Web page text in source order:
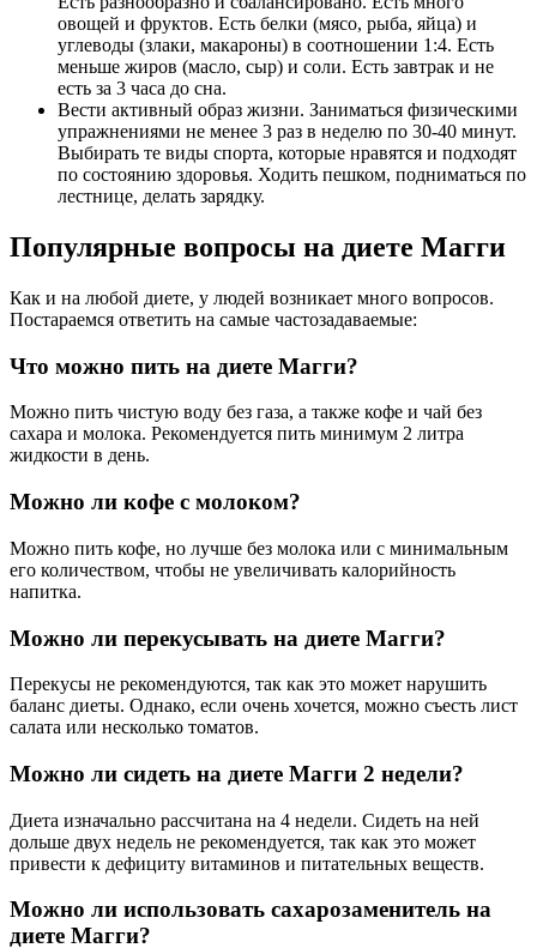
овощей и фруктов. Есть белки (мясо, рыба, яйца) и
углеводы (злаки, макароны) в соотношении 1:4. Есть
меньше жиров (масло, сыр) и соли. Есть завтрак и не
есть за 3 часа до сна.
Вести активный образ жизни. Заниматься физическими
упражнениями не менее 3 раз в неделю по 30-40 минут.
Выбирать те виды спорта, которые нравятся и подходят
по состоянию здоровья. Ходить пешком, подниматься по
лестнице, делать зарядку.
Популярные вопросы на диете Магги
Как и на любой диете, у людей возникает много вопросов.
Постараемся ответить на самые частозадаваемые:
Что можно пить на диете Магги?
Можно пить чистую воду без газа, а также кофе и чай без
сахара и молока. Рекомендуется пить минимум 2 литра
жидкости в день.
Можно ли кофе с молоком?
Можно пить кофе, но лучше без молока или с минимальным
его количеством, чтобы не увеличивать калорийность
напитка.
Можно ли перекусывать на диете Магги?
Перекусы не рекомендуются, так как это может нарушить
баланс диеты. Однако, если очень хочется, можно съесть лист
салата или несколько томатов.
Можно ли сидеть на диете Магги 2 недели?
Диета изначально рассчитана на 4 недели. Сидеть на ней
дольше двух недель не рекомендуется, так как это может
привести к дефициту витаминов и питательных веществ.
Можно ли использовать сахарозаменитель на
диете Магги?